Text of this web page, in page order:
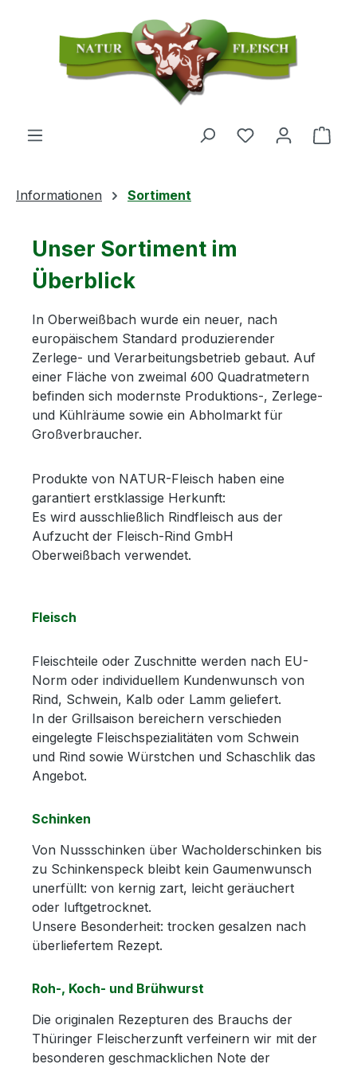
Zum Hauptinhalt springen
Du hast 0
Informationen Sortiment
Unser Sortiment im
Überblick
In Oberweißbach wurde ein neuer, nach
europäischem Standard produzierender
Zerlege- und Verarbeitungsbetrieb gebaut. Auf
einer Fläche von zweimal 600 Quadratmetern
befinden sich modernste Produktions-, Zerlege-
und Kühlräume sowie ein Abholmarkt für
Großverbraucher.
Produkte von NATUR-Fleisch haben eine
garantiert erstklassige Herkunft:
Es wird ausschließlich Rindfleisch aus der
Aufzucht der Fleisch-Rind GmbH
Oberweißbach verwendet.
Fleisch
Fleischteile oder Zuschnitte werden nach EU-
Norm oder individuellem Kundenwunsch von
Rind, Schwein, Kalb oder Lamm geliefert.
In der Grillsaison bereichern verschieden
eingelegte Fleischspezialitäten vom Schwein
und Rind sowie Würstchen und Schaschlik das
Angebot.
Schinken
Von Nussschinken über Wacholderschinken bis
zu Schinkenspeck bleibt kein Gaumenwunsch
unerfüllt: von kernig zart, leicht geräuchert
oder luftgetrocknet.
Unsere Besonderheit: trocken gesalzen nach
überliefertem Rezept.
Roh-, Koch- und Brühwurst
Die originalen Rezepturen des Brauchs der
Thüringer Fleischerzunft verfeinern wir mit der
besonderen geschmacklichen Note der